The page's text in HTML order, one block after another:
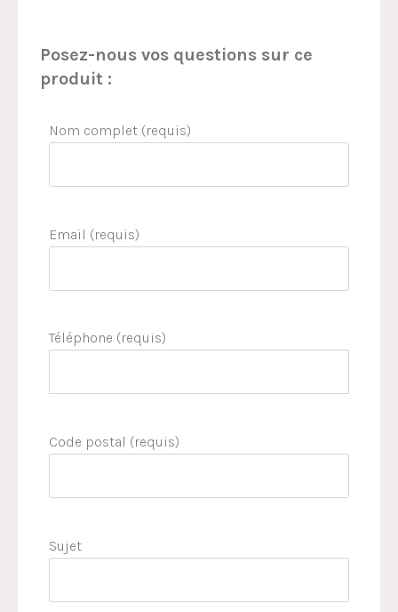
Posez-nous vos questions sur ce
produit :
Nom complet (requis)
Email (requis)
Téléphone (requis)
Code postal (requis)
Sujet